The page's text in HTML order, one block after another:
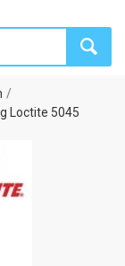
Loctite 5045